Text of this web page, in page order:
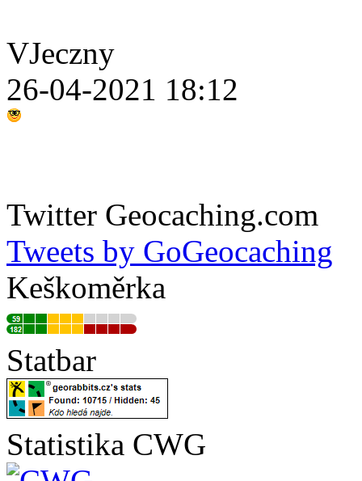
VJeczny
26-04-2021 18:12
Twitter Geocaching.com
Tweets by GoGeocaching
Keškoměrka
Statbar
Statistika CWG